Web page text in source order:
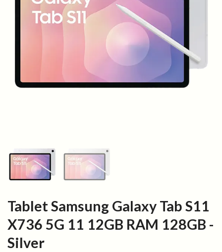
Tablet Samsung Galaxy Tab S11
X736 5G 11 12GB RAM 128GB -
Silver